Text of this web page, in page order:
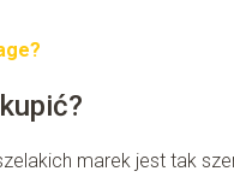
marek jest tak